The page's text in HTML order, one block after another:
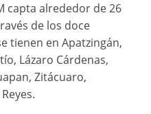
capta alrededor de 26
de los doce
tienen en Apatzingán,
Lázaro Cárdenas,
Zitácuaro,